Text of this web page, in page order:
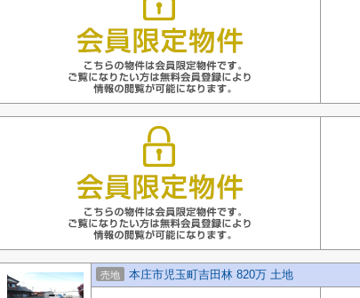
売地 本庄市児玉町吉田林 820万 土地